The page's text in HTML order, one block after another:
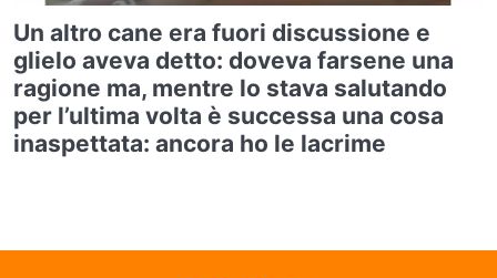
Un altro cane era fuori discussione e
glielo aveva detto: doveva farsene una
ragione ma, mentre lo stava salutando
per l’ultima volta è successa una cosa
inaspettata: ancora ho le lacrime